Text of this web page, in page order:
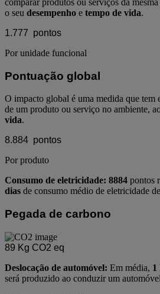
o seu desempenho e tempo de vida.
1.777 pontos
Por unidade funcional
Pontuação global
O impacto global é uma medida que tem
de um produto ou serviço no ambiente,
vida.
8.884 pontos
Por produto
Consumo de eletricidade: 8884 pontos
dias de consumo médio de eletricidade
Pegada de carbono
89 Kg CO2 eq
Deslocação de automóvel: Em média, 1
será produzido ao conduzir um